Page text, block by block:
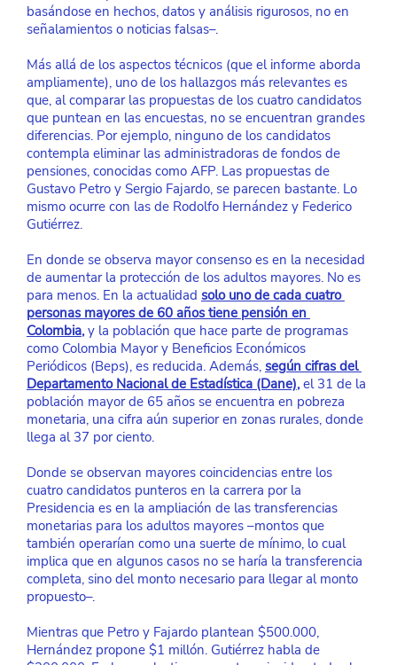
basándose en hechos, datos y análisis rigurosos, no en
señalamientos o noticias falsas–.
Más allá de los aspectos técnicos (que el informe aborda
ampliamente), uno de los hallazgos más relevantes es
que, al comparar las propuestas de los cuatro candidatos
que puntean en las encuestas, no se encuentran grandes
diferencias. Por ejemplo, ninguno de los candidatos
contempla eliminar las administradoras de fondos de
pensiones, conocidas como AFP. Las propuestas de
Gustavo Petro y Sergio Fajardo, se parecen bastante. Lo
mismo ocurre con las de Rodolfo Hernández y Federico
Gutiérrez.
En donde se observa mayor consenso es en la necesidad
de aumentar la protección de los adultos mayores. No es
para menos. En la actualidad solo uno de cada cuatro
personas mayores de 60 años tiene pensión en
Colombia, y la población que hace parte de programas
como Colombia Mayor y Beneficios Económicos
Periódicos (Beps), es reducida. Además, según cifras del
Departamento Nacional de Estadística (Dane), el 31 de la
población mayor de 65 años se encuentra en pobreza
monetaria, una cifra aún superior en zonas rurales, donde
llega al 37 por ciento.
Donde se observan mayores coincidencias entre los
cuatro candidatos punteros en la carrera por la
Presidencia es en la ampliación de las transferencias
monetarias para los adultos mayores –montos que
también operarían como una suerte de mínimo, lo cual
implica que en algunos casos no se haría la transferencia
completa, sino del monto necesario para llegar al monto
propuesto–.
Mientras que Petro y Fajardo plantean $500.000,
Hernández propone $1 millón. Gutiérrez habla de